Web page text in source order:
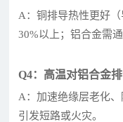
A：铜排导热性更好
30%以上；铝合金需
Q4：高温对铝合金
A：加速绝缘层老化
引发短路或火灾。